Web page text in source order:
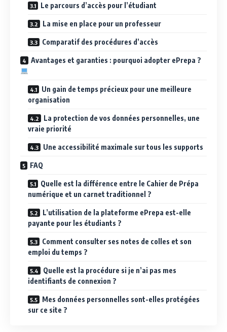
Le parcours d’accès pour l’étudiant
La mise en place pour un professeur
Comparatif des procédures d’accès
Avantages et garanties : pourquoi adopter ePrepa ?
Un gain de temps précieux pour une meilleure
organisation
La protection de vos données personnelles, une
vraie priorité
Une accessibilité maximale sur tous les supports
FAQ
Quelle est la différence entre le Cahier de Prépa
numérique et un carnet traditionnel ?
L’utilisation de la plateforme ePrepa est-elle
payante pour les étudiants ?
Comment consulter ses notes de colles et son
emploi du temps ?
Quelle est la procédure si je n’ai pas mes
identifiants de connexion ?
Mes données personnelles sont-elles protégées
sur ce site ?